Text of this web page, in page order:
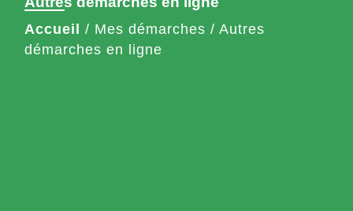
Accueil / Mes démarches / Autres
démarches en ligne